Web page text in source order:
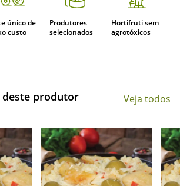
único de
custo
Produtores
selecionados
Hortifruti sem
agrotóxicos
produtor Veja todos